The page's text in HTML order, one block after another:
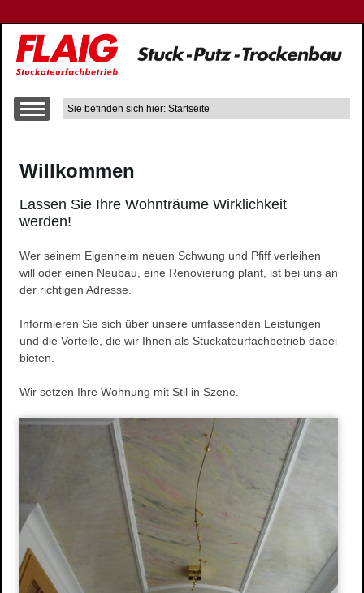
Sie befinden sich hier: Startseite
Leistungen
Innen- und Aussenputzarbeiten
Wärme-, Schall- und Brandschutz
Fließestrich
Raum- und Bautrocknung
Reinigungsarbeiten
Schimmelpilze
Herstellung und Verkauf von Stuck
Stuckarbeiten
Dekorative Oberflächen
Ihre Vorteile
Produkte
Stuckgesims
Stuckleisten
Willkommen
Lassen Sie Ihre Wohnträume Wirklichkeit
werden!
Wer seinem Eigenheim neuen Schwung und Pfiff verleihen
will oder einen Neubau, eine Renovierung plant, ist bei uns an
der richtigen Adresse.
Informieren Sie sich über unsere umfassenden Leistungen
und die Vorteile, die wir Ihnen als Stuckateurfachbetrieb dabei
bieten.
Wir setzen Ihre Wohnung mit Stil in Szene.